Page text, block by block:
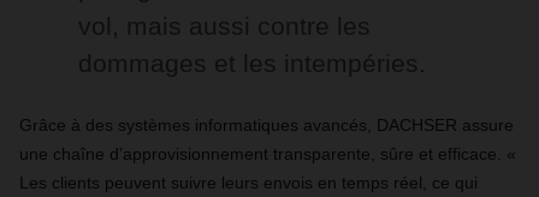
vol, mais aussi contre les
dommages et les intempéries.
Grâce à des systèmes informatiques avancés, DACHSER assure
une chaîne d’approvisionnement transparente, sûre et efficace. «
Les clients peuvent suivre leurs envois en temps réel, ce qui